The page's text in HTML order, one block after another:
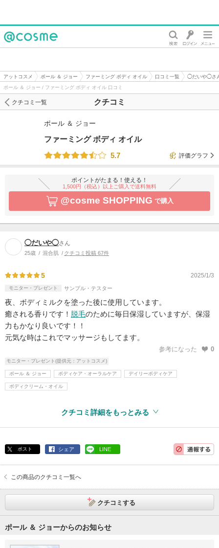
アットコスメ ポール ＆ ジョー ファーミング ボディ オイル 口コミ一覧
◯だいや◯さ
ポール ＆ ジョー / ファーミング ボディ オイル 口コミ
クチコミ
クチコミ一覧
ポール ＆ ジョー
ファーミング ボディ オイル
5.7
評価グラフ
ポイントがたまる！使える！
1,500円（税込）以上ご購入で送料無料
@cosme SHOPPING で購入
◯だいや◯さん
25歳 混合肌 クチコミ投稿 67件
5 2025/1/3
モニター・プレゼント サンプル・テスター
夜、ボディミルクを塗った後に使用しています。
癒される香りです！ 脱毛のために毎日保湿していますが、保湿
力もかなり良いです！！
元気な時はこれでマッサージもしてます。
参考になった 0
モニター・プレゼント(提供元：アットコスメ)
ポール ＆ ジョー ボディケア・オーラルケア デイリーボディケア
ボディクリーム・オイル
クチコミ詳細をもっとみる
ポスト シェア LINE
この商品のクチコミ一覧へ
クチコミする
ポール ＆ ジョーからのお知らせ